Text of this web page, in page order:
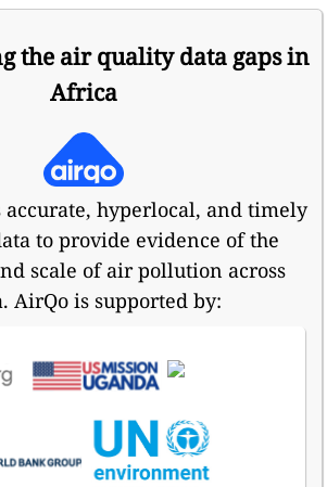
the air quality data gaps in
Africa
hyperlocal, and timely
to provide evidence of the
scale of air pollution across
AirQo is supported by: